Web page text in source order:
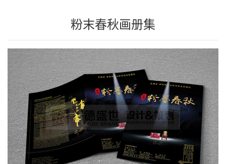
联系我们
合作伙伴
粉末春秋画册集